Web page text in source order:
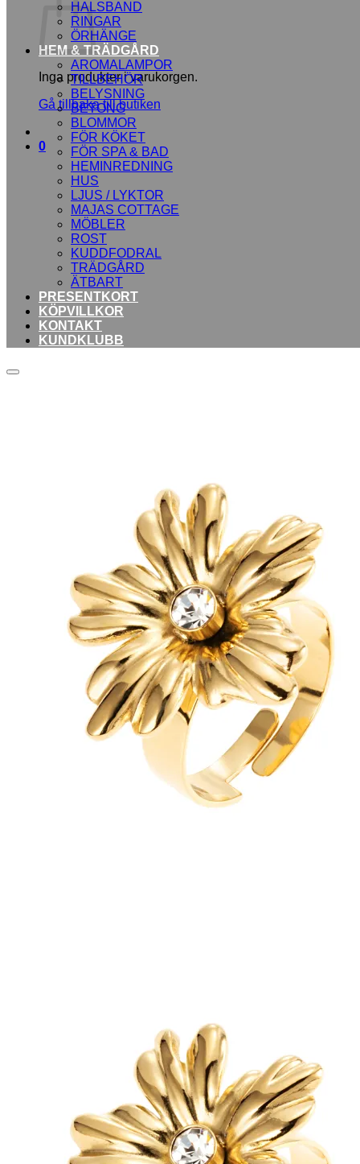
Inga produkter i varukorgen.
Gå tillbaka till butiken
0
HALSBAND
RINGAR
ÖRHÄNGE
HEM & TRÄDGÅRD
AROMALAMPOR
TILLBEHÖR
BELYSNING
BETONG
BLOMMOR
FÖR KÖKET
FÖR SPA & BAD
HEMINREDNING
HUS
LJUS / LYKTOR
MAJAS COTTAGE
MÖBLER
ROST
KUDDFODRAL
TRÄDGÅRD
ÄTBART
PRESENTKORT
KÖPVILLKOR
KONTAKT
KUNDKLUBB